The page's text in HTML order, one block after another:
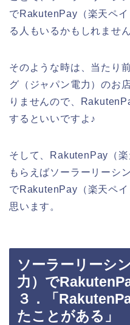
でRakutenPay（楽天ペ
る人もいるかもしれません
そのような時は、当たり
グ（ジャパン電力）のお
りませんので、
するといいですよ♪
そして、RakutenPay（
もらえばソーラーリーシ
でRakutenPay（楽天ペ
思います。
ソーラーリーシ
力）で
３．「
たことがある」